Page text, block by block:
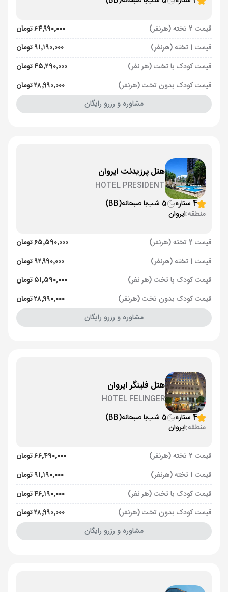
قیمت 2 تخته (هرنفر)
۶۴٬۹۹۰٬۰۰۰ تومان
قیمت 1 تخته (هرنفر)
۹۱٬۱۹۰٬۰۰۰ تومان
قیمت کودک با تخت (هر نفر)
۴۵٬۲۹۰٬۰۰۰ تومان
قیمت کودک بدون تخت (هرنفر)
۲۸٬۹۹۰٬۰۰۰ تومان
مشاوره و رزرو رایگان
هتل پرزیدنت ایروان
HOTEL PRESIDENT
4 ستاره
5 شب با صبحانه(BB)
منطقه:ایروان
قیمت 2 تخته (هرنفر)
۶۵٬۵۹۰٬۰۰۰ تومان
قیمت 1 تخته (هرنفر)
۹۲٬۹۹۰٬۰۰۰ تومان
قیمت کودک با تخت (هر نفر)
۵۱٬۵۹۰٬۰۰۰ تومان
قیمت کودک بدون تخت (هرنفر)
۲۸٬۹۹۰٬۰۰۰ تومان
مشاوره و رزرو رایگان
هتل فلینگر ایروان
HOTEL FELINGER
4 ستاره
5 شب با صبحانه(BB)
منطقه:ایروان
قیمت 2 تخته (هرنفر)
۶۶٬۴۹۰٬۰۰۰ تومان
قیمت 1 تخته (هرنفر)
۹۱٬۱۹۰٬۰۰۰ تومان
قیمت کودک با تخت (هر نفر)
۴۶٬۱۹۰٬۰۰۰ تومان
قیمت کودک بدون تخت (هرنفر)
۲۸٬۹۹۰٬۰۰۰ تومان
مشاوره و رزرو رایگان